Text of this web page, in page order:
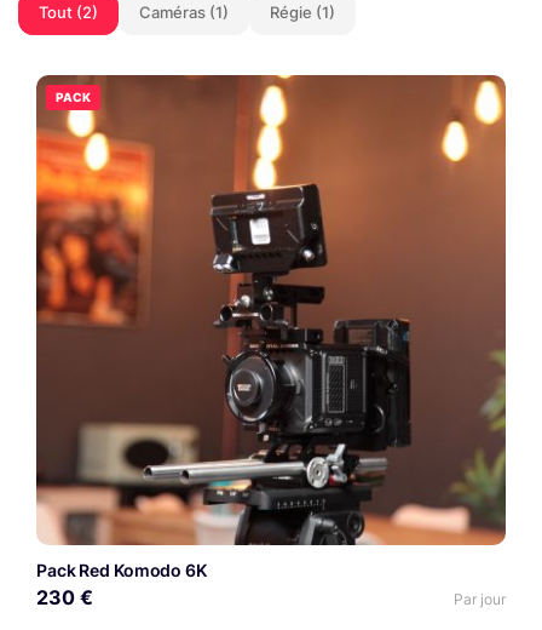
Tout (2) Caméras (1) Régie (1)
PACK
Pack Red Komodo 6K
230 € Par jour